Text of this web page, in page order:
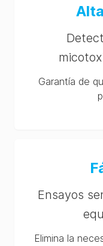
Garantía de
Ensayos
Elimina la